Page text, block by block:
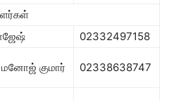
02332497158
குமார் 02338638747